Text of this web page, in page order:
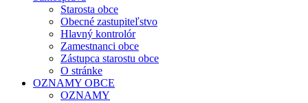
Starosta obce
Obecné zastupiteľstvo
Hlavný kontrolór
Zamestnanci obce
Zástupca starostu obce
O stránke
OZNAMY OBCE
OZNAMY